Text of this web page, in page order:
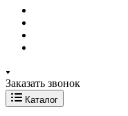
Заказать звонок
Каталог